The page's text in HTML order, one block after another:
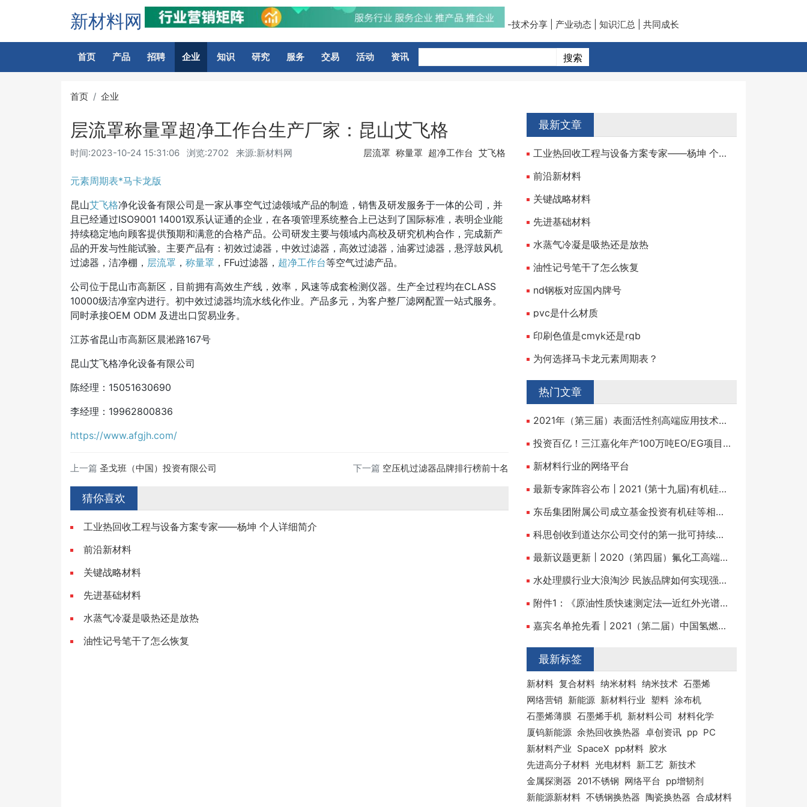
新材料网 -技术分享 | 产业动态 | 知识汇总 | 共同成长
首页 产品 招聘 企业 知识 研究 服务 交易 活动 资讯
首页 企业
层流罩称量罩超净工作台生产厂家：昆山艾飞格
时间:2023-10-24 15:31:06 浏览:2702 来源:新材料网 层流罩 称量罩 超净工作台 艾飞格
元素周期表*马卡龙版
昆山艾飞格净化设备有限公司是一家从事空气过滤领域产品的制造，销售及研发服务于一体的公司，并
且已经通过ISO9001 14001双系认证通的企业，在各项管理系统整合上已达到了国际标准，表明企业能
持续稳定地向顾客提供预期和满意的合格产品。公司研发主要与领域内高校及研究机构合作，完成新产
品的开发与性能试验。主要产品有：初效过滤器，中效过滤器，高效过滤器，油雾过滤器，悬浮鼓风机
过滤器，洁净棚， 层流罩 ， 称量罩 ，FFu过滤器， 超净工作台等空气过滤产品。
公司位于昆山市高新区，目前拥有高效生产线，效率，风速等成套检测仪器。生产全过程均在CLASS
10000级洁净室内进行。初中效过滤器均流水线化作业。产品多元，为客户整厂滤网配置一站式服务。
同时承接OEM ODM 及进出口贸易业务。
江苏省昆山市高新区晨淞路167号
昆山艾飞格净化设备有限公司
陈经理：15051630690
李经理：19962800836
https://www.afgjh.com/
上一篇 圣戈班（中国）投资有限公司 下一篇 空压机过滤器品牌排行榜前十名
猜你喜欢
工业热回收工程与设备方案专家——杨坤 个人详细简介
前沿新材料
关键战略材料
先进基础材料
水蒸气冷凝是吸热还是放热
油性记号笔干了怎么恢复
最新文章
工业热回收工程与设备方案专家——杨坤 个人详细简介
前沿新材料
关键战略材料
先进基础材料
水蒸气冷凝是吸热还是放热
油性记号笔干了怎么恢复
nd钢板对应国内牌号
pvc是什么材质
印刷色值是cmyk还是rgb
为何选择马卡龙元素周期表？
热门文章
2021年（第三届）表面活性剂高端应用技术研讨会
投资百亿！三江嘉化年产100万吨EO/EG项目迎来重大建设节点！
新材料行业的网络平台
最新专家阵容公布 | 2021 (第十九届)有机硅精细化学品技术交流会
东岳集团附属公司成立基金投资有机硅等相关行业
科思创收到道达尔公司交付的第一批可持续苯产品
最新议题更新 | 2020（第四届）氟化工高端发展论坛
水处理膜行业大浪淘沙 民族品牌如何实现强势崛起？
附件1：《原油性质快速测定法—近红外光谱法》征求意见稿及编制说明.pdf
嘉宾名单抢先看 | 2021（第二届）中国氢燃料电池关键材料与装备高峰论坛
最新标签
新材料 复合材料 纳米材料 纳米技术 石墨烯
网络营销 新能源 新材料行业 塑料 涂布机
石墨烯薄膜 石墨烯手机 新材料公司 材料化学
厦钨新能源 余热回收换热器 卓创资讯 pp PC
新材料产业 SpaceX pp材料 胶水
先进高分子材料 光电材料 新工艺 新技术
金属探测器 201不锈钢 网络平台 pp增韧剂
新能源新材料 不锈钢换热器 陶瓷换热器 合成材料